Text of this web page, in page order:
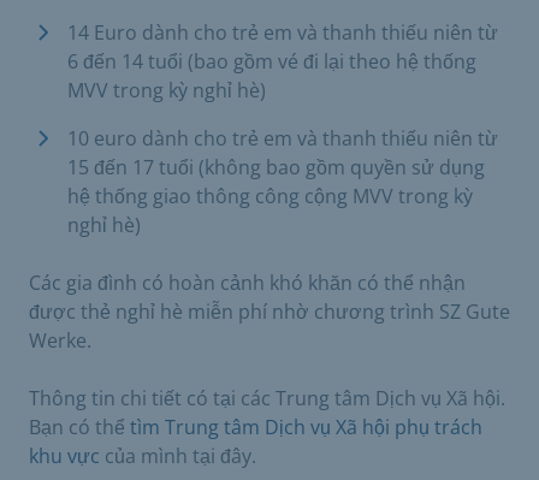
14 Euro dành cho trẻ em và thanh thiếu niên từ
6 đến 14 tuổi (bao gồm vé đi lại theo hệ thống
MVV trong kỳ nghỉ hè)
10 euro dành cho trẻ em và thanh thiếu niên từ
15 đến 17 tuổi (không bao gồm quyền sử dụng
hệ thống giao thông công cộng MVV trong kỳ
nghỉ hè)
Các gia đình có hoàn cảnh khó khăn có thể nhận
được thẻ nghỉ hè miễn phí nhờ chương trình SZ Gute
Werke.
Thông tin chi tiết có tại các Trung tâm Dịch vụ Xã hội.
Bạn có thể tìm Trung tâm Dịch vụ Xã hội phụ trách
khu vực của mình tại đây.